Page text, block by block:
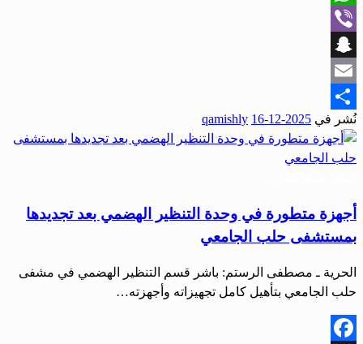
WhatsApp
Viber
Snapchat
Email
Share
نُشر في 2025-12-16
qamishly
أجهزة متطورة في وحدة التنظير الهضمي بعد تجديدها
بمستشفى حلب الجامعي
الحرية ـ مصطفى الرستم: باشر قسم التنظير الهضمي في مشفى
حلب الجامعي بتأهيل كامل تجهيزاته وأجهزته…